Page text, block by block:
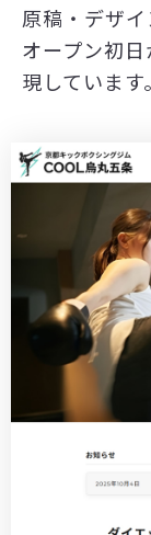
原稿・デザイ
オープン初
現しています。